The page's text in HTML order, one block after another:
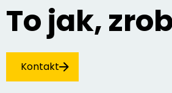
To jak,
Kontakt